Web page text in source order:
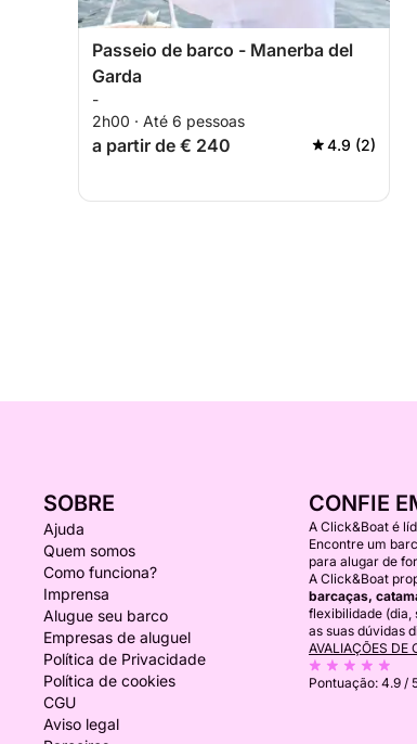
Passeio de barco - Manerba del
Garda
-
2h00 · Até 6 pessoas
a partir de € 240 4.9 (2)
SOBRE
Ajuda
Quem somos
Como funciona?
Imprensa
Alugue seu barco
Empresas de aluguel
Política de Privacidade
Política de cookies
CGU
Aviso legal
CONFIE
A Click&Boat é
Encontre um
para alugar de
A Click&Boat
barcaças,
flexibilidade (dia,
as suas dúvidas
AVALIAÇÕES DE
Pontuação: 4.9 /